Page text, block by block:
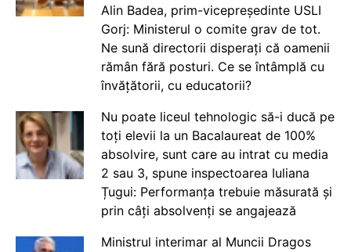
Alin Badea, prim-vicepreședinte USLI
Gorj: Ministerul o comite grav de tot.
Ne sună directorii disperați că oamenii
rămân fără posturi. Ce se întâmplă cu
învățătorii, cu educatorii?
Nu poate liceul tehnologic să-i ducă pe
toți elevii la un Bacalaureat de 100%
absolvire, sunt care au intrat cu media
2 sau 3, spune inspectoarea Iuliana
Țugui: Performanța trebuie măsurată și
prin câți absolvenți se angajează
Ministrul interimar al Muncii Dragos